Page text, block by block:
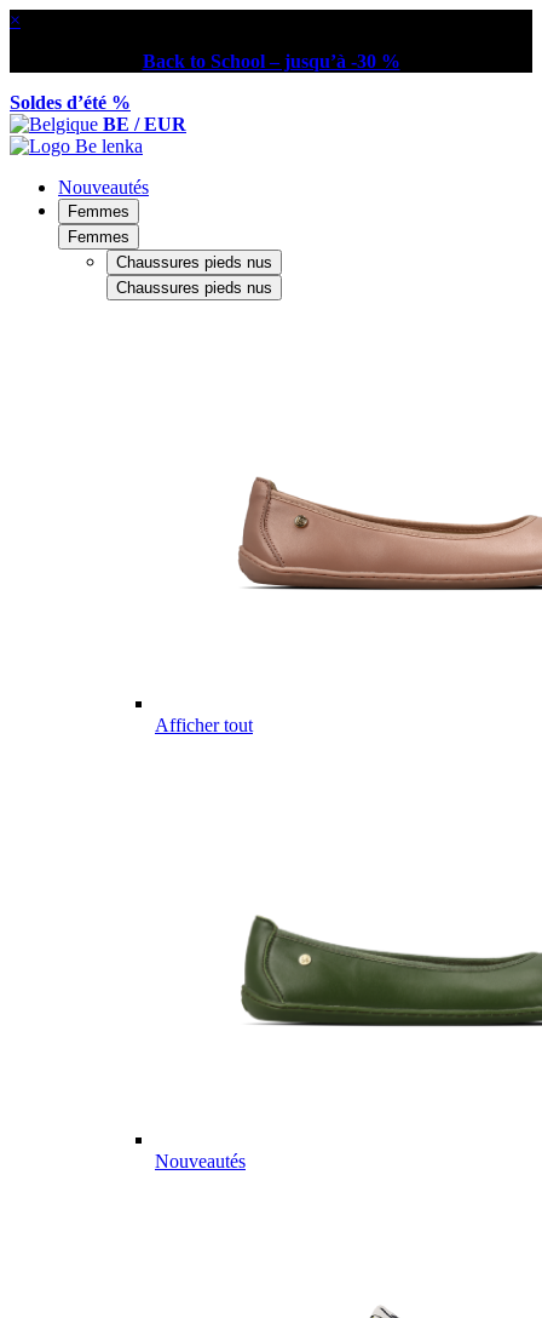
×
Back to School – jusqu’à -30 %
Soldes d’été %
BE / EUR
Nouveautés
Femmes
Femmes
Chaussures pieds nus
Chaussures pieds nus
Afficher tout
Nouveautés